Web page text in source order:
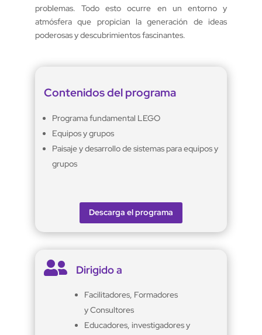
problemas. Todo esto ocurre en un entorno y
atmósfera que propician la generación de ideas
poderosas y descubrimientos fascinantes.
Contenidos del programa
Programa fundamental LEGO
Equipos y grupos
Paisaje y desarrollo de sistemas para equipos y
grupos
Descarga el programa
 Dirigido a
Facilitadores, Formadores
y Consultores
Educadores, investigadores y